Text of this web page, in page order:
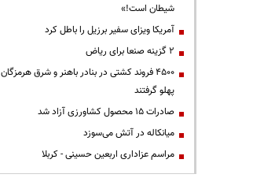
شیطان است!»
آمریکا ویزای سفیر برزیل را باطل کرد
۲ گزینه صنعا برای ریاض
۴۵۰۰ فروند کشتی در بنادر باهنر و شرق هرمزگان
پهلو گرفتند
صادرات ۱۵ محصول کشاورزی آزاد شد
میانکاله در آتش می‌سوزد
مراسم عزاداری اربعین حسینی - کربلا